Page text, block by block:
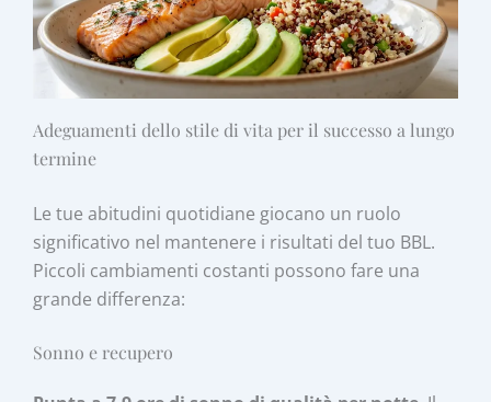
Adeguamenti dello stile di vita per il successo a lungo
termine
Le tue abitudini quotidiane giocano un ruolo
significativo nel mantenere i risultati del tuo BBL.
Piccoli cambiamenti costanti possono fare una
grande differenza:
Sonno e recupero